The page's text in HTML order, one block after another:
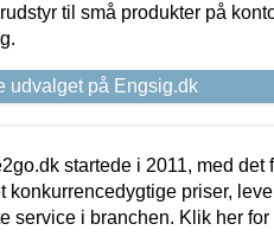
til små produkter på
udvalget på Engsig.dk
startede i 2011, med det
konkurrencedygtige priser,
service i branchen. Klik her